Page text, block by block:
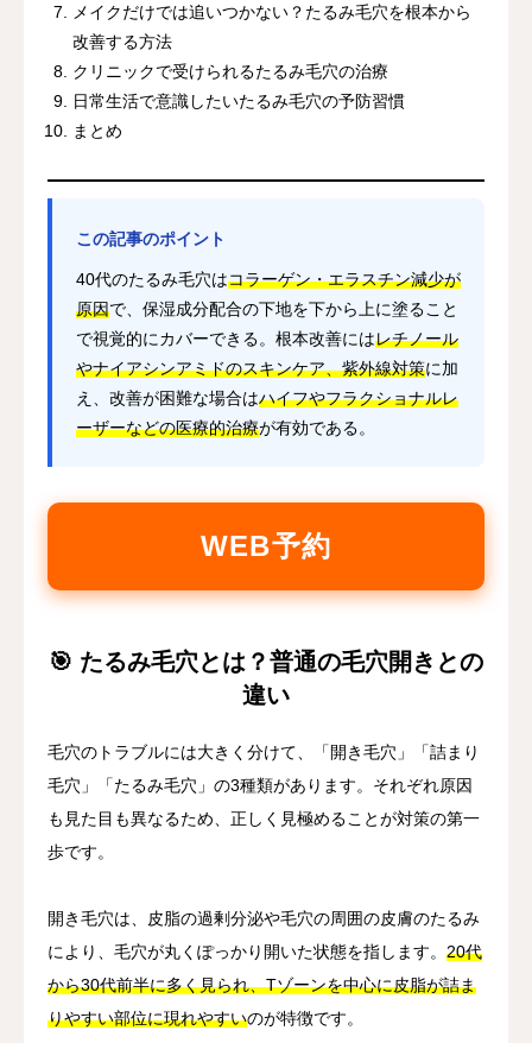
メイクだけでは追いつかない？たるみ毛穴を根本から
改善する方法
クリニックで受けられるたるみ毛穴の治療
日常生活で意識したいたるみ毛穴の予防習慣
まとめ
この記事のポイント
40代のたるみ毛穴はコラーゲン・エラスチン減少が
原因で、保湿成分配合の下地を下から上に塗ること
で視覚的にカバーできる。根本改善にはレチノール
やナイアシンアミドのスキンケア、紫外線対策に加
え、改善が困難な場合はハイフやフラクショナルレ
ーザーなどの医療的治療が有効である。
WEB予約
🎯 たるみ毛穴とは？普通の毛穴開きとの
違い
毛穴のトラブルには大きく分けて、「開き毛穴」「詰まり
毛穴」「たるみ毛穴」の3種類があります。それぞれ原因
も見た目も異なるため、正しく見極めることが対策の第一
歩です。
開き毛穴は、皮脂の過剰分泌や毛穴の周囲の皮膚のたるみ
により、毛穴が丸くぽっかり開いた状態を指します。 20代
から30代前半に多く見られ、Tゾーンを中心に皮脂が詰ま
りやすい部位に現れやすいのが特徴です。